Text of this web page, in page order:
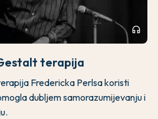
headphones
terapija
Fredericka Perlsa koristi
dubljem samorazumijevanju i